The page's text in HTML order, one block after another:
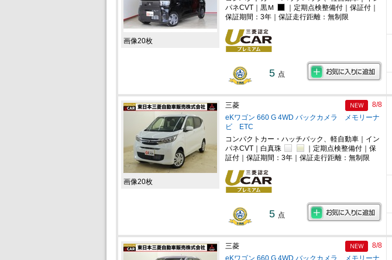
画像20枚
パネCVT｜黒Ｍ
｜定期点検整備付｜保証付｜
保証期間：3年｜保証走行距離：無制限
5 点
画像20枚
三菱
eKワゴン 660 G 4WD バックカメラ メモリーナ
ビ ETC
8/8
コンパクトカー・ハッチバック、軽自動車｜イン
パネCVT｜白真珠
｜定期点検整備付｜保
証付｜保証期間：3年｜保証走行距離：無制限
5 点
三菱
eKワゴン 660 G 4WD バックカメラ メモリーナ
8/8